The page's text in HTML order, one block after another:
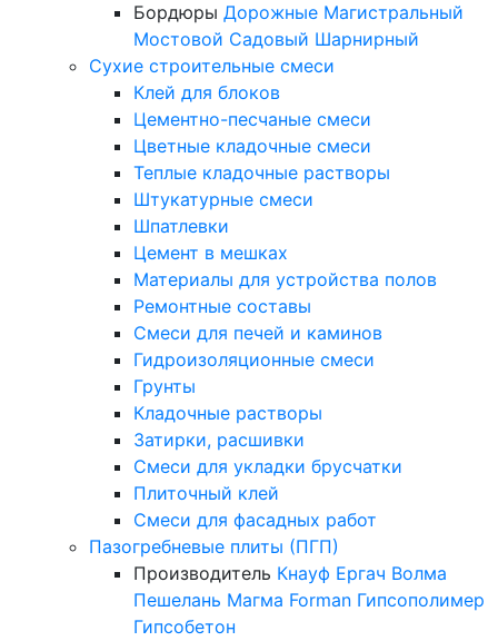
Бордюры Дорожные Магистральный
Мостовой Садовый Шарнирный
Сухие строительные смеси
Клей для блоков
Цементно-песчаные смеси
Цветные кладочные смеси
Теплые кладочные растворы
Штукатурные смеси
Шпатлевки
Цемент в мешках
Материалы для устройства полов
Ремонтные составы
Смеси для печей и каминов
Гидроизоляционные смеси
Грунты
Кладочные растворы
Затирки, расшивки
Смеси для укладки брусчатки
Плиточный клей
Смеси для фасадных работ
Пазогребневые плиты (ПГП)
Производитель Кнауф Ергач Волма
Пешелань Магма Forman Гипсополимер
Гипсобетон